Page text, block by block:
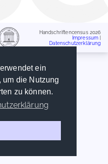
ein
um die Nutzung
zu können.
Handschriftencensus 2026
Impressum
Datenschutzerklärung